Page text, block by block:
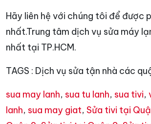
Hãy liên hệ với chúng tôi để được
nhất.Trung tâm dịch vụ sửa máy
nhất tại TP.HCM.
TAGS : Dịch vụ sửa tận nhà các
sua may lanh, sua tu lanh, sua tivi,
lanh, sua may giat, Sửa tivi tại